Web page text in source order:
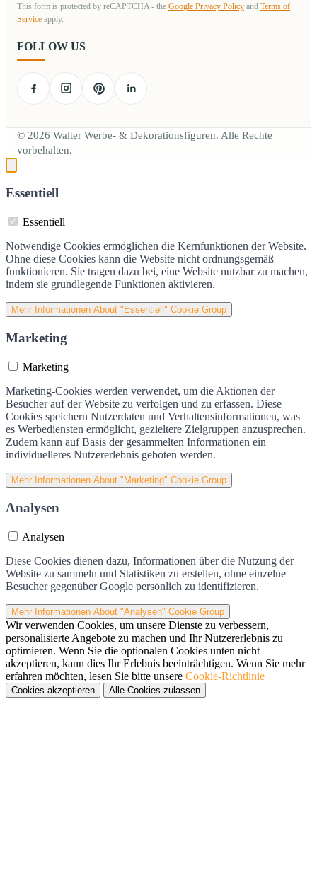
This form is protected by reCAPTCHA - the Google Privacy Policy and Terms of
Service apply.
FOLLOW US
© 2026 Walter Werbe- & Dekorationsfiguren. Alle Rechte
vorbehalten.
Essentiell
Essentiell
Notwendige Cookies ermöglichen die Kernfunktionen der Website.
Ohne diese Cookies kann die Website nicht ordnungsgemäß
funktionieren. Sie tragen dazu bei, eine Website nutzbar zu machen,
indem sie grundlegende Funktionen aktivieren.
Mehr Informationen About "Essentiell" Cookie Group
Marketing
Marketing
Marketing-Cookies werden verwendet, um die Aktionen der
Besucher auf der Website zu verfolgen und zu erfassen. Diese
Cookies speichern Nutzerdaten und Verhaltensinformationen, was
es Werbediensten ermöglicht, gezieltere Zielgruppen anzusprechen.
Zudem kann auf Basis der gesammelten Informationen ein
individuelleres Nutzererlebnis geboten werden.
Mehr Informationen About "Marketing" Cookie Group
Analysen
Analysen
Diese Cookies dienen dazu, Informationen über die Nutzung der
Website zu sammeln und Statistiken zu erstellen, ohne einzelne
Besucher gegenüber Google persönlich zu identifizieren.
Mehr Informationen About "Analysen" Cookie Group
Wir verwenden Cookies, um unsere Dienste zu verbessern,
personalisierte Angebote zu machen und Ihr Nutzererlebnis zu
optimieren. Wenn Sie die optionalen Cookies unten nicht
akzeptieren, kann dies Ihr Erlebnis beeinträchtigen. Wenn Sie mehr
erfahren möchten, lesen Sie bitte unsere Cookie-Richtlinie
Cookies akzeptieren Alle Cookies zulassen